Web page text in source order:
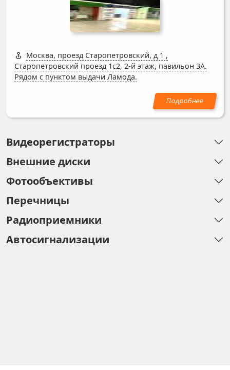
Москва, проезд Старопетровский, д 1 ,
Старопетровский проезд 1с2, 2-й этаж, павильон 3А.
Рядом с пунктом выдачи Ламода.
Видеорегистраторы
Внешние диски
Фотообъективы
Перечницы
Радиоприемники
Автосигнализации